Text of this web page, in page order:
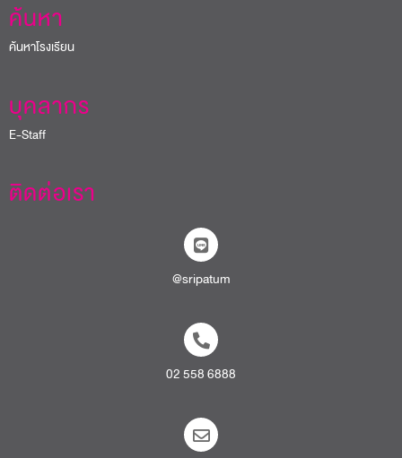
ค้นหา
ค้นหาโรงเรียน
บุคลากร
E-Staff
ติดต่อเรา
@sripatum
02 558 6888